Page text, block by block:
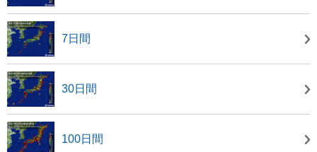
7日間
30日間
100日間